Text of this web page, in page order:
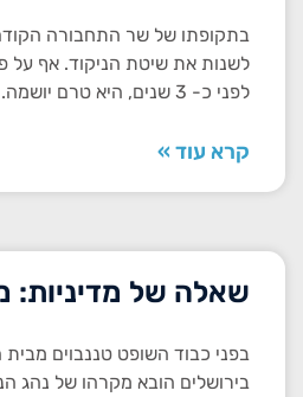
בתקופתו של שר התחבורה
לשנות את שיטת הניקוד. אף
לפני כ- 3 שנים, היא טרם יושמה. לאחרונה הוחלט
קרא עוד »
שאלה של מדיניות:
בפני כבוד השופט טננבוים
בירושלים הובא מקרהו של נהג